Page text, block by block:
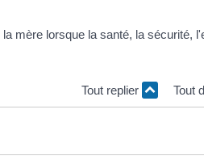
mère lorsque la santé, la sécurité,
Tout replier Tout